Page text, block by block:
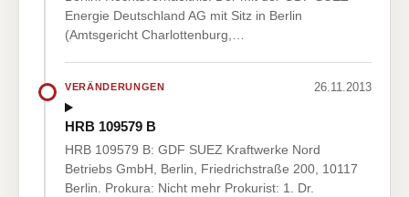
Energie Deutschland AG mit Sitz in Berlin
(Amtsgericht Charlottenburg,…
VERÄNDERUNGEN 26.11.2013
HRB 109579 B
HRB 109579 B: GDF SUEZ Kraftwerke Nord
Betriebs GmbH, Berlin, Friedrichstraße 200, 10117
Berlin. Prokura: Nicht mehr Prokurist: 1. Dr.